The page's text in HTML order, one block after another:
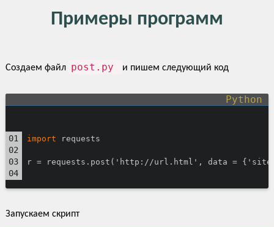
Примеры программ
Создаем файл post.py и пишем следующий код
import requests
r = requests.post('http://url.html', data =
Запускаем скрипт